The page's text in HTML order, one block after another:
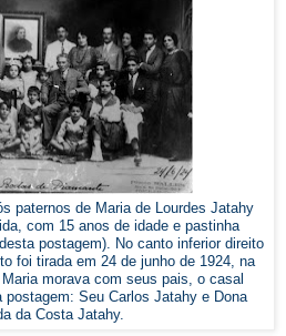
paternos de Maria de Lourdes Jatahy
com 15 anos de idade e pastinha
postagem). No canto inferior direito
foi tirada em 24 de junho de 1924, na
morava com seus pais, o casal
postagem: Seu Carlos Jatahy e Dona
da Costa Jatahy.